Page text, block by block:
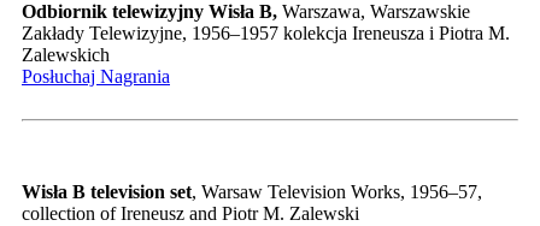
Odbiornik telewizyjny Wisła B, Warszawa, Warszawskie
Zakłady Telewizyjne, 1956–1957 kolekcja Ireneusza i Piotra M.
Zalewskich
Posłuchaj Nagrania
Wisła B television set, Warsaw Television Works, 1956–57,
collection of Ireneusz and Piotr M. Zalewski